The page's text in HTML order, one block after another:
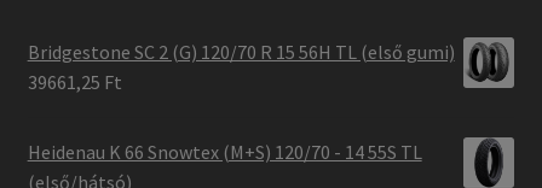
Bridgestone SC 2 (G) 120/70 R 15 56H TL (első gumi)
39661,25 Ft
Heidenau K 66 Snowtex (M+S) 120/70 - 14 55S TL
(első/hátsó)